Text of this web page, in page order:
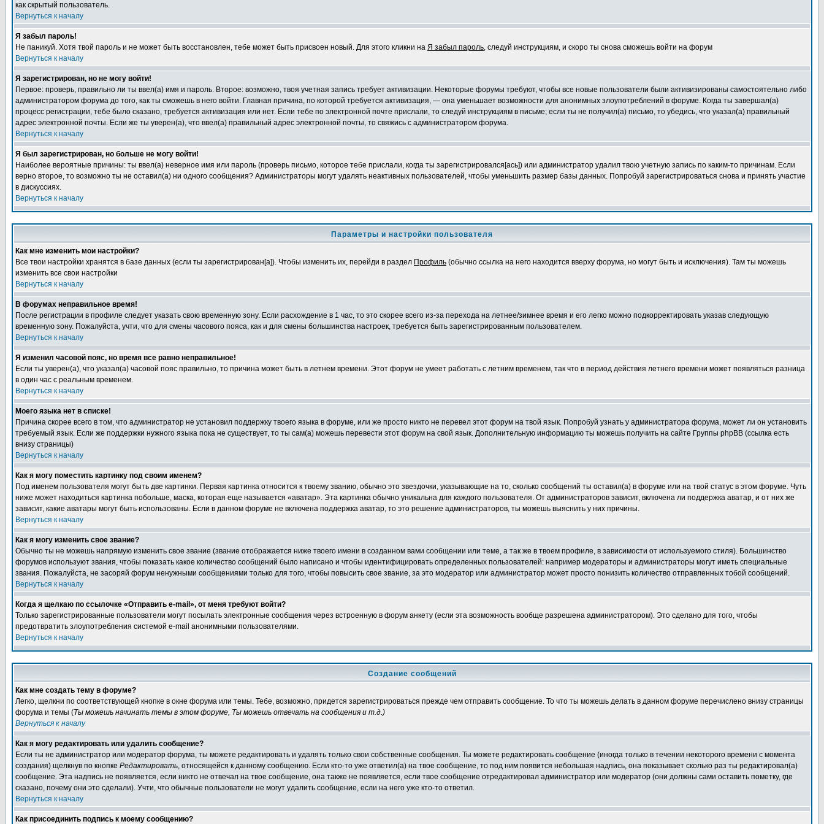
как скрытый пользователь.
Вернуться к началу
Я забыл пароль!
Не паникуй. Хотя твой пароль и не может быть восстановлен, тебе может быть присвоен новый. Для этого кликни на Я забыл пароль, следуй инструкциям, и скоро ты снова сможешь войти на форум
Вернуться к началу
Я зарегистрирован, но не могу войти!
Первое: проверь, правильно ли ты ввел(а) имя и пароль. Второе: возможно, твоя учетная запись требует активизации. Некоторые форумы требуют, чтобы все новые пользователи были активизированы самостоятельно либо
администратором форума до того, как ты сможешь в него войти. Главная причина, по которой требуется активизация, — она уменьшает возможности для анонимных злоупотреблений в форуме. Когда ты завершал(а)
процесс регистрации, тебе было сказано, требуется активизация или нет. Если тебе по электронной почте прислали, то следуй инструкциям в письме; если ты не получил(а) письмо, то убедись, что указал(а) правильный
адрес электронной почты. Если же ты уверен(а), что ввел(а) правильный адрес электронной почты, то свяжись с администратором форума.
Вернуться к началу
Я был зарегистрирован, но больше не могу войти!
Наиболее вероятные причины: ты ввел(а) неверное имя или пароль (проверь письмо, которое тебе прислали, когда ты зарегистрировался[ась]) или администратор удалил твою учетную запись по каким-то причинам. Если
верно второе, то возможно ты не оставил(а) ни одного сообщения? Администраторы могут удалять неактивных пользователей, чтобы уменьшить размер базы данных. Попробуй зарегистрироваться снова и принять участие
в дискуссиях.
Вернуться к началу
Параметры и настройки пользователя
Как мне изменить мои настройки?
Все твои настройки хранятся в базе данных (если ты зарегистрирован[а]). Чтобы изменить их, перейди в раздел Профиль (обычно ссылка на него находится вверху форума, но могут быть и исключения). Там ты можешь
изменить все свои настройки
Вернуться к началу
В форумах неправильное время!
После регистрации в профиле следует указать свою временную зону. Если расхождение в 1 час, то это скорее всего из-за перехода на летнее/зимнее время и его легко можно подкорректировать указав следующую
временную зону. Пожалуйста, учти, что для смены часового пояса, как и для смены большинства настроек, требуется быть зарегистрированным пользователем.
Вернуться к началу
Я изменил часовой пояс, но время все равно неправильное!
Если ты уверен(а), что указал(а) часовой пояс правильно, то причина может быть в летнем времени. Этот форум не умеет работать с летним временем, так что в период действия летнего времени может появляться разница
в один час с реальным временем.
Вернуться к началу
Моего языка нет в списке!
Причина скорее всего в том, что администратор не установил поддержку твоего языка в форуме, или же просто никто не перевел этот форум на твой язык. Попробуй узнать у администратора форума, может ли он установить
требуемый язык. Если же поддержки нужного языка пока не существует, то ты сам(а) можешь перевести этот форум на свой язык. Дополнительную информацию ты можешь получить на сайте Группы phpBB (ссылка есть
внизу страницы)
Вернуться к началу
Как я могу поместить картинку под своим именем?
Под именем пользователя могут быть две картинки. Первая картинка относится к твоему званию, обычно это звездочки, указывающие на то, сколько сообщений ты оставил(а) в форуме или на твой статус в этом форуме. Чуть
ниже может находиться картинка побольше, маска, которая еще называется «аватар». Эта картинка обычно уникальна для каждого пользователя. От администраторов зависит, включена ли поддержка аватар, и от них же
зависит, какие аватары могут быть использованы. Если в данном форуме не включена поддержка аватар, то это решение администраторов, ты можешь выяснить у них причины.
Вернуться к началу
Как я могу изменить свое звание?
Обычно ты не можешь напрямую изменить свое звание (звание отображается ниже твоего имени в созданном вами сообщении или теме, а так же в твоем профиле, в зависимости от используемого стиля). Большинство
форумов используют звания, чтобы показать какое количество сообщений было написано и чтобы идентифицировать определенных пользователей: например модераторы и администраторы могут иметь специальные
звания. Пожалуйста, не засоряй форум ненужными сообщениями только для того, чтобы повысить свое звание, за это модератор или администратор может просто понизить количество отправленных тобой сообщений.
Вернуться к началу
Когда я щелкаю по ссылочке «Отправить e-mail», от меня требуют войти?
Только зарегистрированные пользователи могут посылать электронные сообщения через встроенную в форум анкету (если эта возможность вообще разрешена администратором). Это сделано для того, чтобы
предотвратить злоупотребления системой e-mail анонимными пользователями.
Вернуться к началу
Создание сообщений
Как мне создать тему в форуме?
Легко, щелкни по соответствующей кнопке в окне форума или темы. Тебе, возможно, придется зарегистрироваться прежде чем отправить сообщение. То что ты можешь делать в данном форуме перечислено внизу страницы
форума и темы (Ты можешь начинать темы в этом форуме, Ты можешь отвечать на сообщения и т.д.)
Вернуться к началу
Как я могу редактировать или удалить сообщение?
Если ты не администратор или модератор форума, ты можете редактировать и удалять только свои собственные сообщения. Ты можете редактировать сообщение (иногда только в течении некоторого времени с момента
создания) щелкнув по кнопке Редактировать, относящейся к данному сообщению. Если кто-то уже ответил(а) на твое сообщение, то под ним появится небольшая надпись, она показывает сколько раз ты редактировал(а)
сообщение. Эта надпись не появляется, если никто не отвечал на твое сообщение, она также не появляется, если твое сообщение отредактировал администратор или модератор (они должны сами оставить пометку, где
сказано, почему они это сделали). Учти, что обычные пользователи не могут удалить сообщение, если на него уже кто-то ответил.
Вернуться к началу
Как присоединить подпись к моему сообщению?